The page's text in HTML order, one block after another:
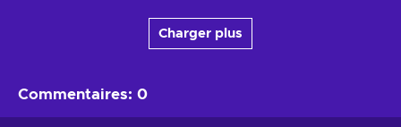
Charger plus
Commentaires: 0